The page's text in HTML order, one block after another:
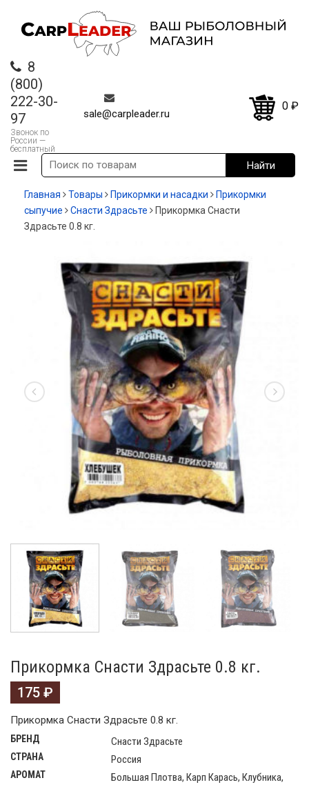
8
(800)
222-30-
97
Звонок по
России —
бесплатный
sale@carpleader.ru
0 ₽
Главная Товары Прикормки и насадки
Прикормки
сыпучие
Снасти Здрасьте
Прикормка Снасти
Здрасьте 0.8 кг.
Прикормка Снасти Здрасьте 0.8 кг.
175 ₽
Прикормка Снасти Здрасьте 0.8 кг.
БРЕНД Снасти Здрасьте
СТРАНА Россия
АРОМАТ
Большая Плотва, Карп Карась, Клубника,